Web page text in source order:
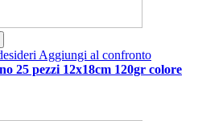
Aggiungi al confronto
25 pezzi 12x18cm 120gr colore